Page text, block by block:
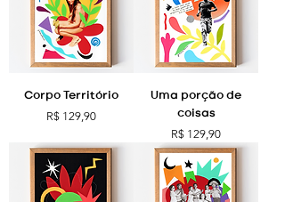
Corpo Território
Preço
R$ 129,90
Uma porção de
coisas
Preço
R$ 129,90